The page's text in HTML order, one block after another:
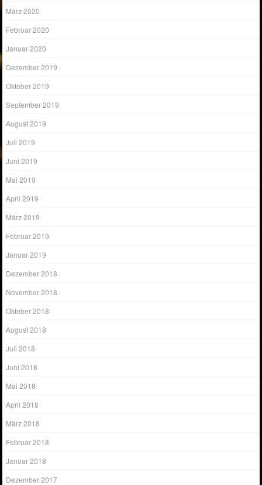
März 2020
Februar 2020
Januar 2020
Dezember 2019
Oktober 2019
September 2019
August 2019
Juli 2019
Juni 2019
Mai 2019
April 2019
März 2019
Februar 2019
Januar 2019
Dezember 2018
November 2018
Oktober 2018
August 2018
Juli 2018
Juni 2018
Mai 2018
April 2018
März 2018
Februar 2018
Januar 2018
Dezember 2017